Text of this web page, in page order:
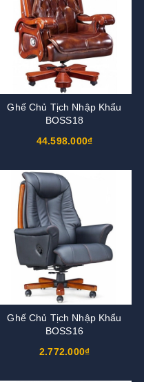
Ghế Chủ Tịch Nhập Khẩu
BOSS18
44.598.000₫
Ghế Chủ Tịch Nhập Khẩu
BOSS16
2.772.000₫